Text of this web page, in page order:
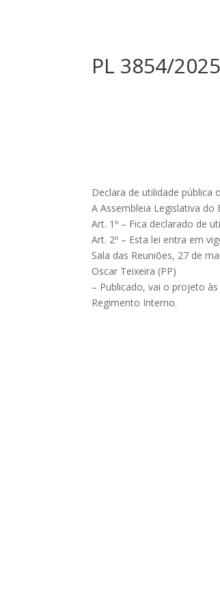
PL 3854/
Declara de utilidade pública
A Assembleia Legislativa do
Art. 1º – Fica declarado de
Art. 2º – Esta lei entra em
Sala das Reuniões, 27 de
Oscar Teixeira (PP)
– Publicado, vai o projeto
Regimento Interno.